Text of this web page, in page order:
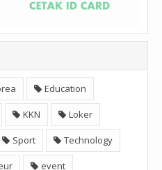
Education
KKN Loker
Sport Technology
event